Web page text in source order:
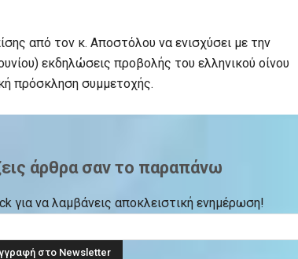
από τον κ. Αποστόλου να ενισχύσει με την
εκδηλώσεις προβολής του ελληνικού οίνου
πρόσκληση συμμετοχής.
άρθρα σαν το παραπάνω
για να λαμβάνεις αποκλειστική ενημέρωση!